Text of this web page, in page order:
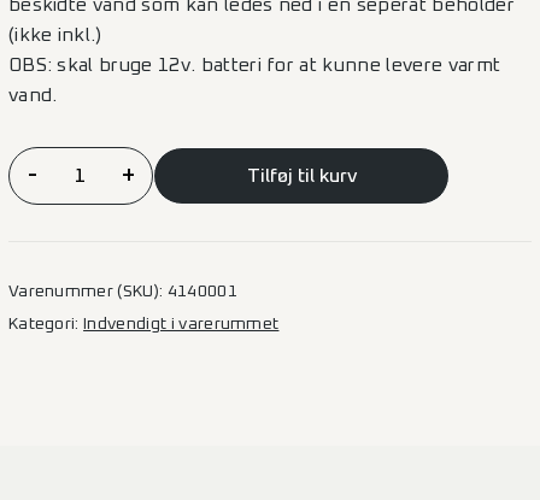
beskidte vand som kan ledes ned i en seperat beholder
(ikke inkl.)
OBS: skal bruge 12v. batteri for at kunne levere varmt
vand.
12V
Håndvask
- + Tilføj til kurv
Varenummer (SKU): 4140001
Kategori: Indvendigt i varerummet